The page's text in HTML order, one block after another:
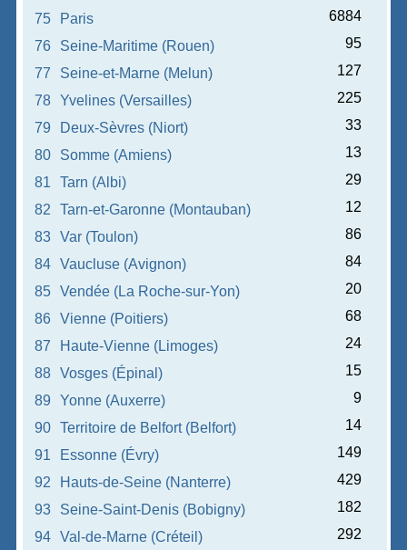
75
Paris
6884
76
Seine-Maritime (Rouen)
95
77
Seine-et-Marne (Melun)
127
78
Yvelines (Versailles)
225
79
Deux-Sèvres (Niort)
33
80
Somme (Amiens)
13
81
Tarn (Albi)
29
82
Tarn-et-Garonne (Montauban)
12
83
Var (Toulon)
86
84
Vaucluse (Avignon)
84
85
Vendée (La Roche-sur-Yon)
20
86
Vienne (Poitiers)
68
87
Haute-Vienne (Limoges)
24
88
Vosges (Épinal)
15
89
Yonne (Auxerre)
9
90
Territoire de Belfort (Belfort)
14
91
Essonne (Évry)
149
92
Hauts-de-Seine (Nanterre)
429
93
Seine-Saint-Denis (Bobigny)
182
94
Val-de-Marne (Créteil)
292